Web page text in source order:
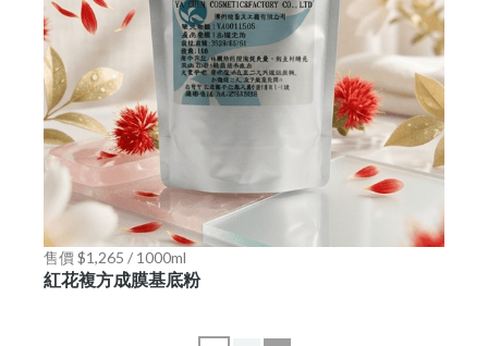
售價 $1,265 / 1000ml
紅花複方成膜基底粉